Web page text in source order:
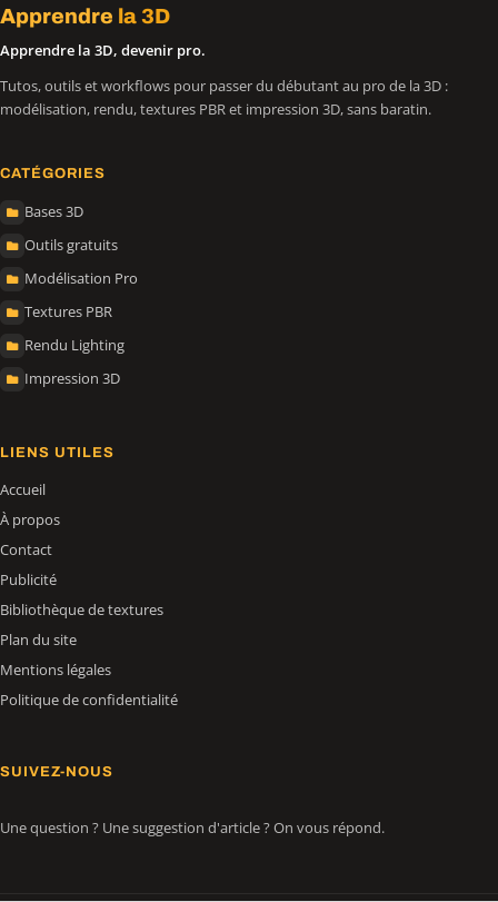
Apprendre la 3D
Apprendre la 3D, devenir pro.
Tutos, outils et workflows pour passer du débutant au pro de la 3D :
modélisation, rendu, textures PBR et impression 3D, sans baratin.
CATÉGORIES
Bases 3D
Outils gratuits
Modélisation Pro
Textures PBR
Rendu Lighting
Impression 3D
LIENS UTILES
Accueil
À propos
Contact
Publicité
Bibliothèque de textures
Plan du site
Mentions légales
Politique de confidentialité
SUIVEZ-NOUS
Une question ? Une suggestion d'article ? On vous répond.